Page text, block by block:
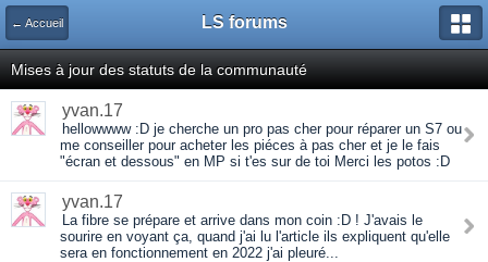
← Accueil LS forums
Mises à jour des statuts de la communauté
yvan.17
hellowwww :D je cherche un pro pas cher pour réparer un S7 ou
me conseiller pour acheter les piéces à pas cher et je le fais
"écran et dessous" en MP si t'es sur de toi Merci les potos :D
yvan.17
La fibre se prépare et arrive dans mon coin :D ! J'avais le
sourire en voyant ça, quand j'ai lu l'article ils expliquent qu'elle
sera en fonctionnement en 2022 j'ai pleuré...